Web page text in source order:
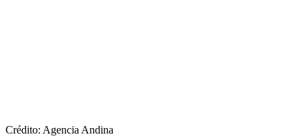
Crédito: Agencia Andina